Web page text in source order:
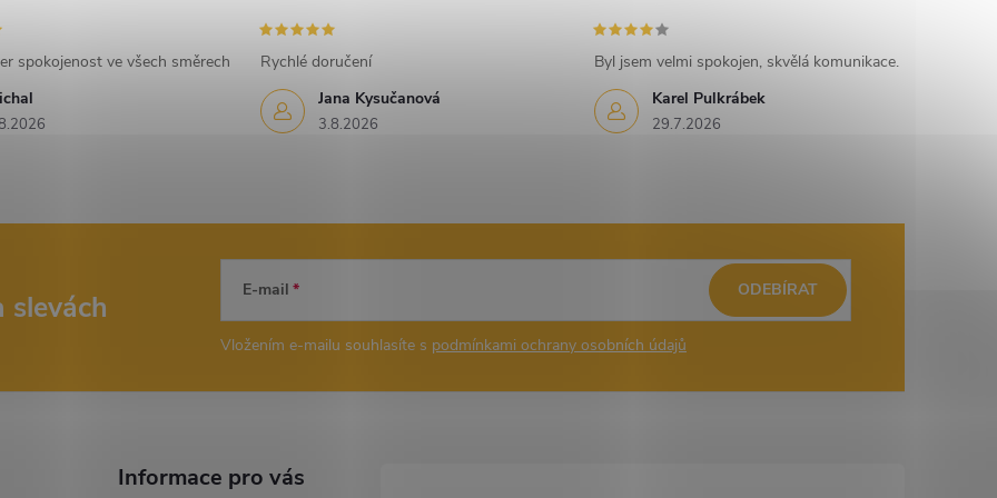
spokojenost ve všech směrech
Jana Kysučanová
3.8.2026
Rychlé doručení
Karel Pulkrábek
29.7.2026
Byl jsem velmi spokojen, skvělá komunikace.
slevách E-mail
Vložením e-mailu souhlasíte s podmínkami ochrany osobních údajů
ODEBÍRAT
Informace pro vás